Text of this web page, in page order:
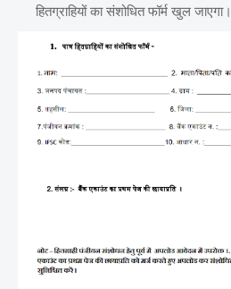
हितग्राहियों का संशोधित फॉर्म खुल जाएगा।